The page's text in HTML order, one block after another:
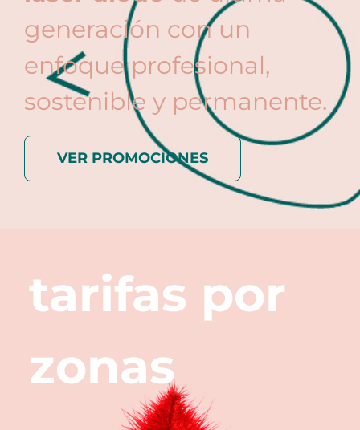
generación con un
enfoque profesional,
sostenible y permanente.
VER PROMOCIONES
tarifas por
zonas